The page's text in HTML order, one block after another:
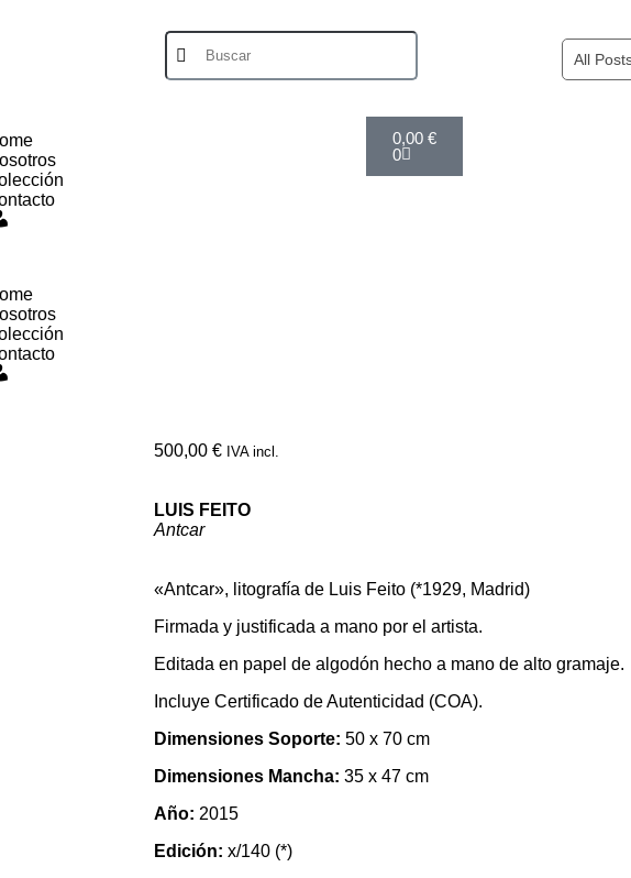
All
0,00 €
0
500,00 € IVA incl.
LUIS FEITO
Antcar
«Antcar», litografía de Luis Feito (*1929, Madrid)
Firmada y justificada a mano por el artista.
Editada en papel de algodón hecho a mano de alto gramaje.
Incluye Certificado de Autenticidad (COA).
Dimensiones Soporte: 50 x 70 cm
Dimensiones Mancha: 35 x 47 cm
Año: 2015
Edición: x/140 (*)